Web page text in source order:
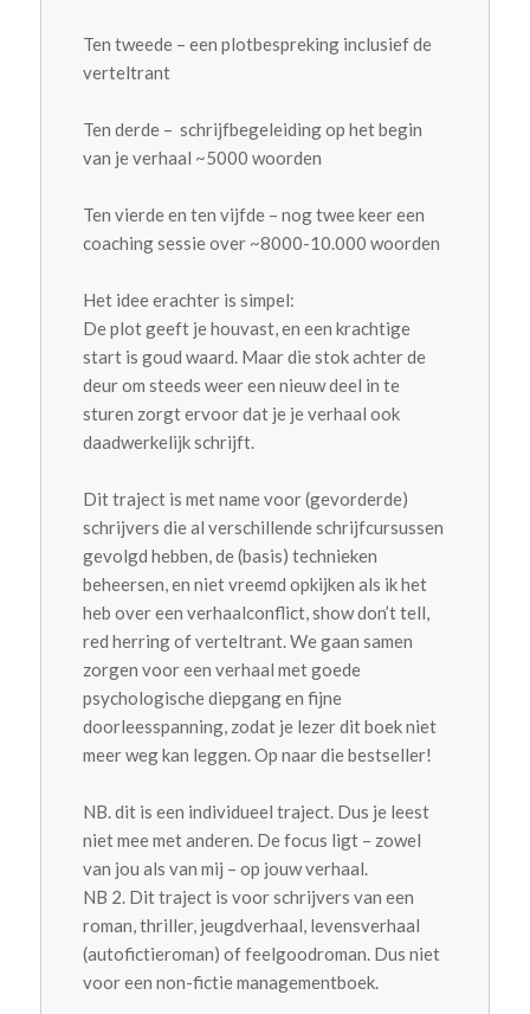
Ten tweede – een plotbespreking inclusief de
verteltrant
Ten derde – schrijfbegeleiding op het begin
van je verhaal ~5000 woorden
Ten vierde en ten vijfde – nog twee keer een
coaching sessie over ~8000-10.000 woorden
Het idee erachter is simpel:
De plot geeft je houvast, en een krachtige
start is goud waard. Maar die stok achter de
deur om steeds weer een nieuw deel in te
sturen zorgt ervoor dat je je verhaal ook
daadwerkelijk schrijft.
Dit traject is met name voor (gevorderde)
schrijvers die al verschillende schrijfcursussen
gevolgd hebben, de (basis) technieken
beheersen, en niet vreemd opkijken als ik het
heb over een verhaalconflict, show don’t tell,
red herring of verteltrant. We gaan samen
zorgen voor een verhaal met goede
psychologische diepgang en fijne
doorleesspanning, zodat je lezer dit boek niet
meer weg kan leggen. Op naar die bestseller!
NB. dit is een individueel traject. Dus je leest
niet mee met anderen. De focus ligt – zowel
van jou als van mij – op jouw verhaal.
NB 2. Dit traject is voor schrijvers van een
roman, thriller, jeugdverhaal, levensverhaal
(autofictieroman) of feelgoodroman. Dus niet
voor een non-fictie managementboek.